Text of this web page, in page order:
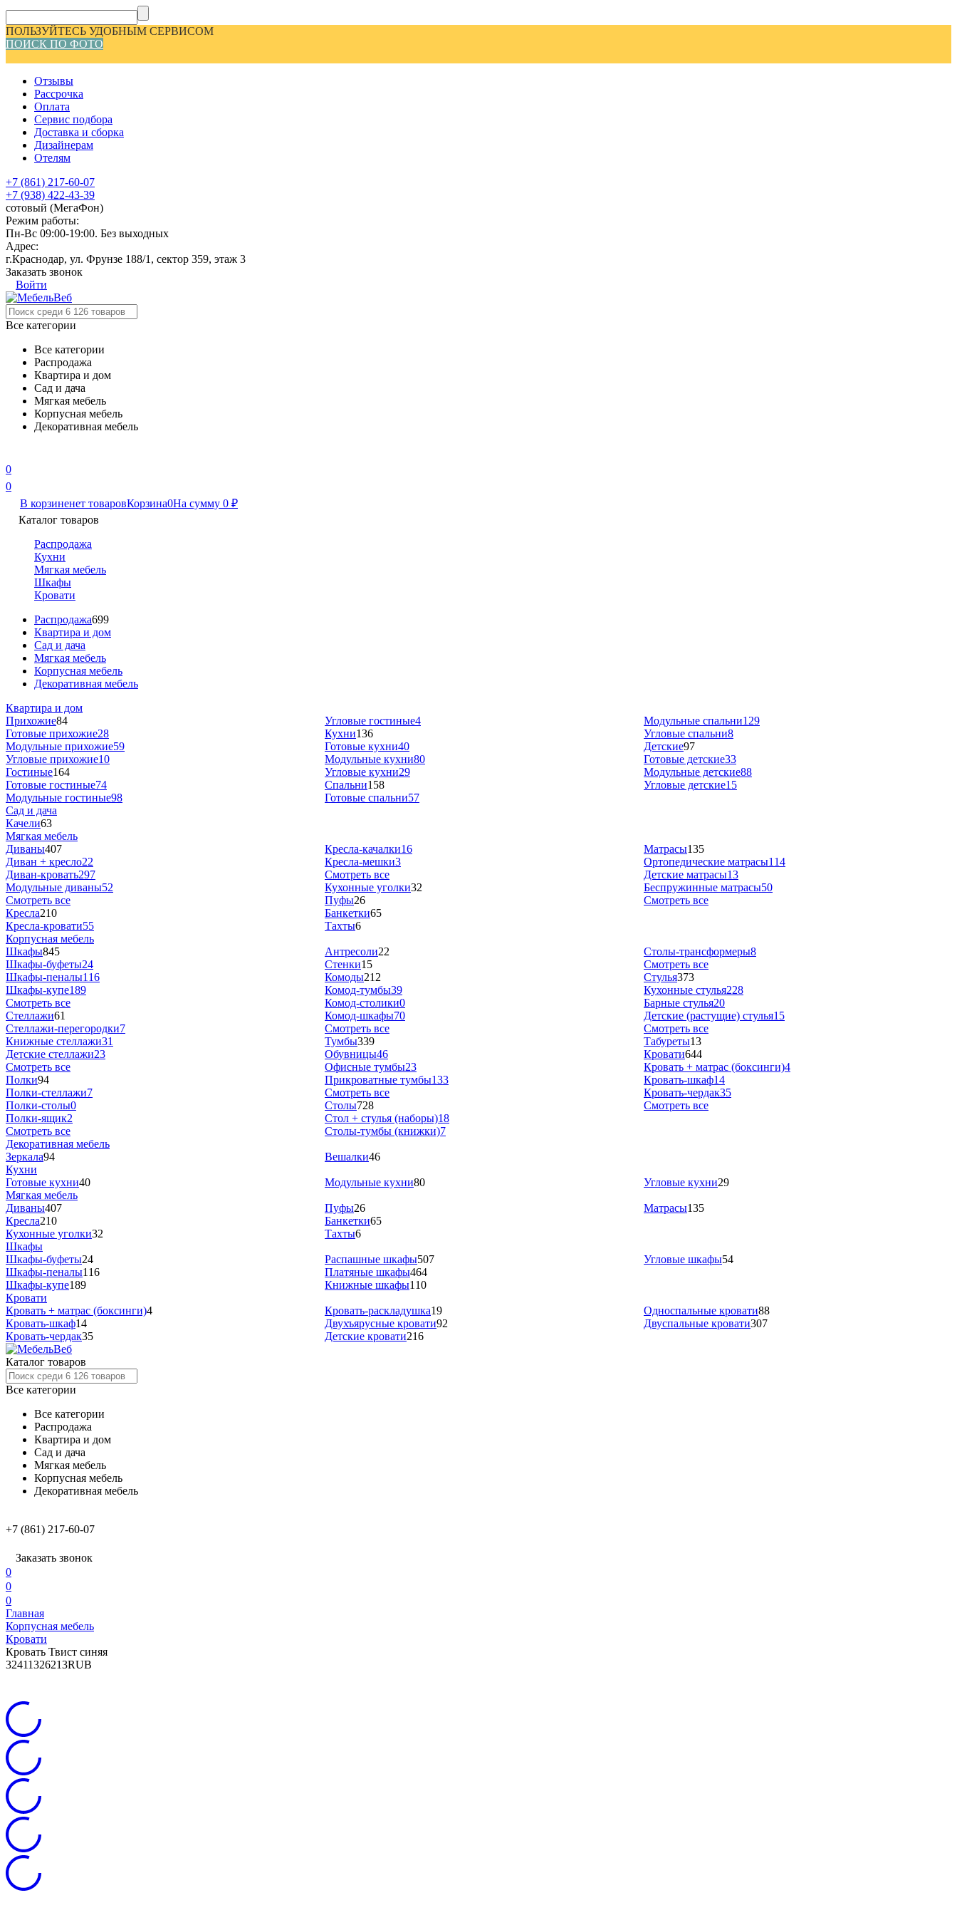
ПОЛЬЗУЙТЕСЬ УДОБНЫМ СЕРВИСОМ
ПОИСК ПО ФОТО
Отзывы
Рассрочка
Оплата
Сервис подбора
Доставка и сборка
Дизайнерам
Отелям
+7 (861) 217-60-07
+7 (938) 422-43-39
сотовый (МегаФон)
Режим работы:
Пн-Вс 09:00-19:00. Без выходных
Адрес:
г.Краснодар, ул. Фрунзе 188/1, сектор 359, этаж 3
Заказать звонок
Войти
Все категории
Все категории
Распродажа
Квартира и дом
Сад и дача
Мягкая мебель
Корпусная мебель
Декоративная мебель
0
0
В корзиненет товаровКорзина0На сумму 0 ₽
Каталог товаров
Распродажа
Кухни
Мягкая мебель
Шкафы
Кровати
Распродажа699
Квартира и дом
Сад и дача
Мягкая мебель
Корпусная мебель
Декоративная мебель
Квартира и дом
Прихожие84
Готовые прихожие28
Модульные прихожие59
Угловые прихожие10
Гостиные164
Готовые гостиные74
Модульные гостиные98
Угловые гостиные4
Кухни136
Готовые кухни40
Модульные кухни80
Угловые кухни29
Спальни158
Готовые спальни57
Модульные спальни129
Угловые спальни8
Детские97
Готовые детские33
Модульные детские88
Угловые детские15
Сад и дача
Качели63
Мягкая мебель
Диваны407
Диван + кресло22
Диван-кровать297
Модульные диваны52
Смотреть все
Кресла210
Кресла-кровати55
Кресла-качалки16
Кресла-мешки3
Смотреть все
Кухонные уголки32
Пуфы26
Банкетки65
Тахты6
Матрасы135
Ортопедические матрасы114
Детские матрасы13
Беспружинные матрасы50
Смотреть все
Корпусная мебель
Шкафы845
Шкафы-буфеты24
Шкафы-пеналы116
Шкафы-купе189
Смотреть все
Стеллажи61
Стеллажи-перегородки7
Книжные стеллажи31
Детские стеллажи23
Смотреть все
Полки94
Полки-стеллажи7
Полки-столы0
Полки-ящик2
Смотреть все
Антресоли22
Стенки15
Комоды212
Комод-тумбы39
Комод-столики0
Комод-шкафы70
Смотреть все
Тумбы339
Обувницы46
Офисные тумбы23
Прикроватные тумбы133
Смотреть все
Столы728
Стол + стулья (наборы)18
Столы-тумбы (книжки)7
Столы-трансформеры8
Смотреть все
Стулья373
Кухонные стулья228
Барные стулья20
Детские (растущие) стулья15
Смотреть все
Табуреты13
Кровати644
Кровать + матрас (боксинги)4
Кровать-шкаф14
Кровать-чердак35
Смотреть все
Декоративная мебель
Зеркала94 Вешалки46
Кухни
Готовые кухни40 Модульные кухни80 Угловые кухни29
Мягкая мебель
Диваны407
Кресла210
Кухонные уголки32
Пуфы26
Банкетки65
Тахты6
Матрасы135
Шкафы
Шкафы-буфеты24
Шкафы-пеналы116
Шкафы-купе189
Распашные шкафы507
Платяные шкафы464
Книжные шкафы110
Угловые шкафы54
Кровати
Кровать + матрас (боксинги)4
Кровать-шкаф14
Кровать-чердак35
Кровать-раскладушка19
Двухъярусные кровати92
Детские кровати216
Односпальные кровати88
Двуспальные кровати307
Каталог товаров
Все категории
Все категории
Распродажа
Квартира и дом
Сад и дача
Мягкая мебель
Корпусная мебель
Декоративная мебель
+7 (861) 217-60-07
Заказать звонок
0
0
0
Главная
Корпусная мебель
Кровати
Кровать Твист синяя
32411326213RUB